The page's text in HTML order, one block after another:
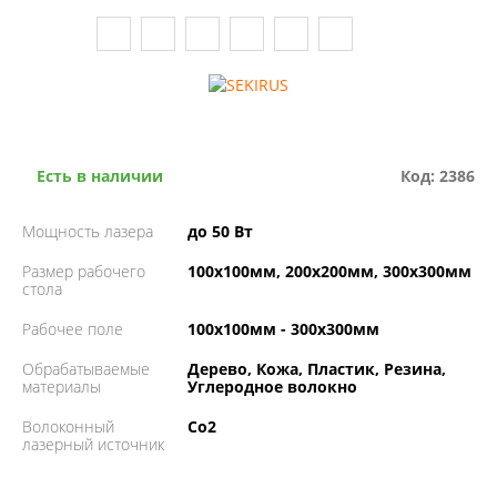
Есть в наличии Код: 2386
Мощность лазера
до 50 Вт
Размер рабочего
стола
100х100мм, 200х200мм, 300х300мм
Рабочее поле
100х100мм - 300х300мм
Обрабатываемые
материалы
Дерево, Кожа, Пластик, Резина,
Углеродное волокно
Волоконный
лазерный источник
Co2